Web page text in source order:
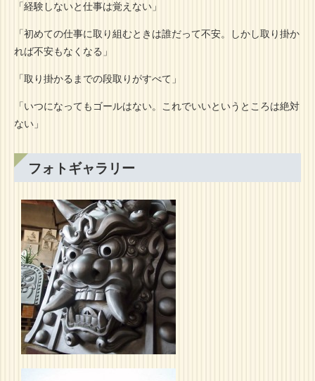
「経験しないと仕事は覚えない」
「初めての仕事に取り組むときは誰だって不安。しかし取り掛か
れば不安もなくなる」
「取り掛かるまでの段取りがすべて」
「いつになってもゴールはない。これでいいというところは絶対
ない」
フォトギャラリー